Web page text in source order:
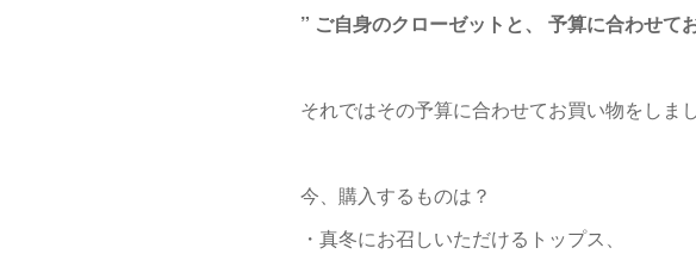
” ご自身のクローゼットと、 予算に合わせて
それではその予算に合わせてお買い物をしま
今、購入するものは？
・真冬にお召しいただけるトップス、